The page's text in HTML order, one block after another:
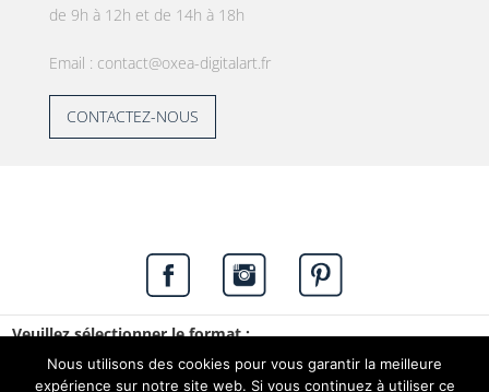
Veuillez sélectionner le format :
de 9h à 12h et de 14h à 18h
Email : contact@oxea-digitalart.fr
CONTACTEZ-NOUS
Beeview,agence web à Vannes
Nous utilisons des cookies pour vous garantir la meilleure
expérience sur notre site web. Si vous continuez à utiliser ce